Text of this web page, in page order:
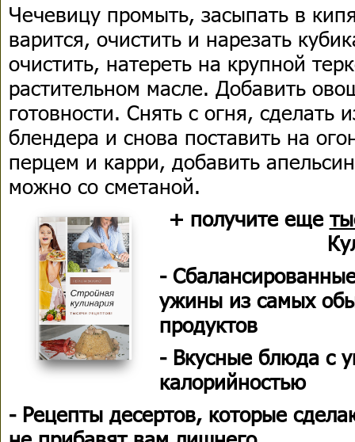
Чечевицу промыть, засыпать в
варится, очистить и нарезать
очистить, натереть на крупной
растительном масле. Добавить
готовности. Снять с огня,
блендера и снова поставить на
перцем и карри, добавить
можно со сметаной.
+ получите еще
-
ужины из самых
продуктов
- Вкусные блюда с
калорийностью
- Рецепты десертов, которые